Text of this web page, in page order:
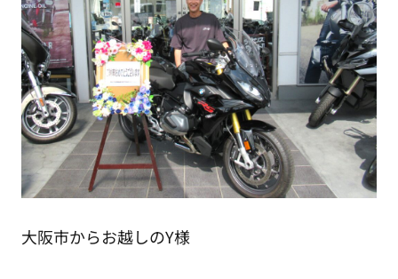
大阪市からお越しのY様